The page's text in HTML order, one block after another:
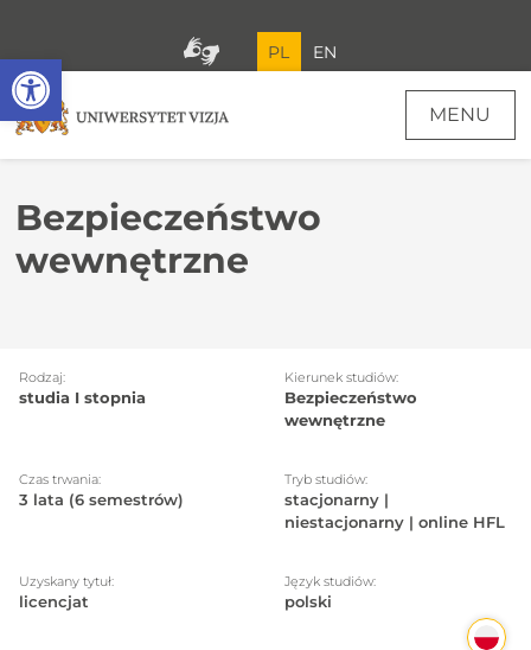
Open toolbar PL EN
MENU
Bezpieczeństwo
wewnętrzne
Rodzaj:
studia I stopnia
Kierunek studiów:
Bezpieczeństwo
wewnętrzne
Czas trwania:
3 lata (6 semestrów)
Tryb studiów:
stacjonarny |
niestacjonarny | online HFL
Uzyskany tytuł:
licencjat
Język studiów:
polski